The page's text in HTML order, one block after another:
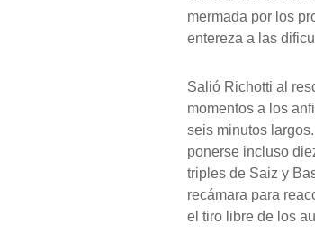
mermada por los
entereza a las
Salió Richotti al
momentos a los
seis minutos
ponerse incluso
triples de Saiz y
recámara para
el tiro libre de los